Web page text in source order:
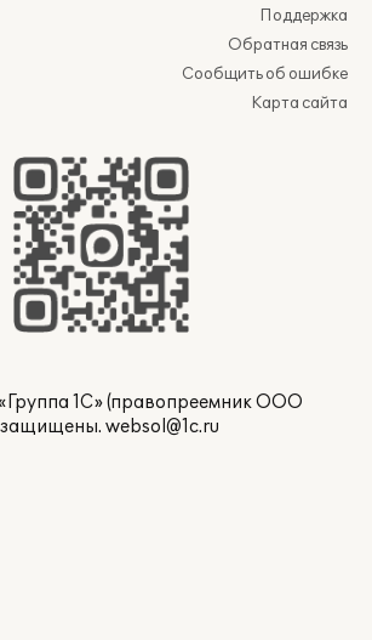
Поддержка
Обратная связь
Сообщить об ошибке
Карта сайта
1С» (правопреемник ООО
защищены. websol@1c.ru